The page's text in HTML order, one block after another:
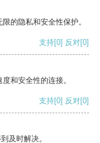
的隐私和安全性保护。
支持[0] 反对[0]
和安全性的连接。
支持[0] 反对[0]
及时解决。